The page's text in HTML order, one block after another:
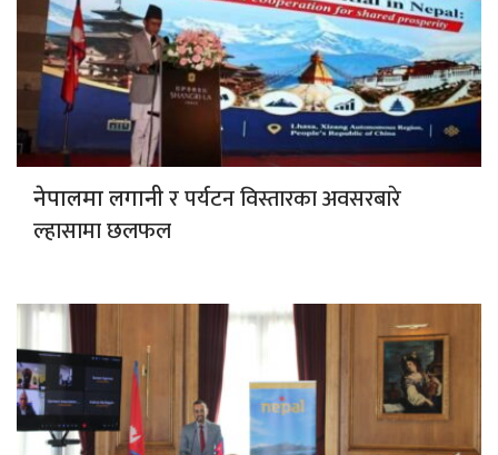
नेपालमा लगानीर पर्यटन विस्तारका अवसरबारे
ल्हासामा छलफल